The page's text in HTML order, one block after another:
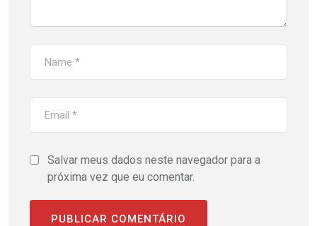
Salvar meus dados neste navegador para a
próxima vez que eu comentar.